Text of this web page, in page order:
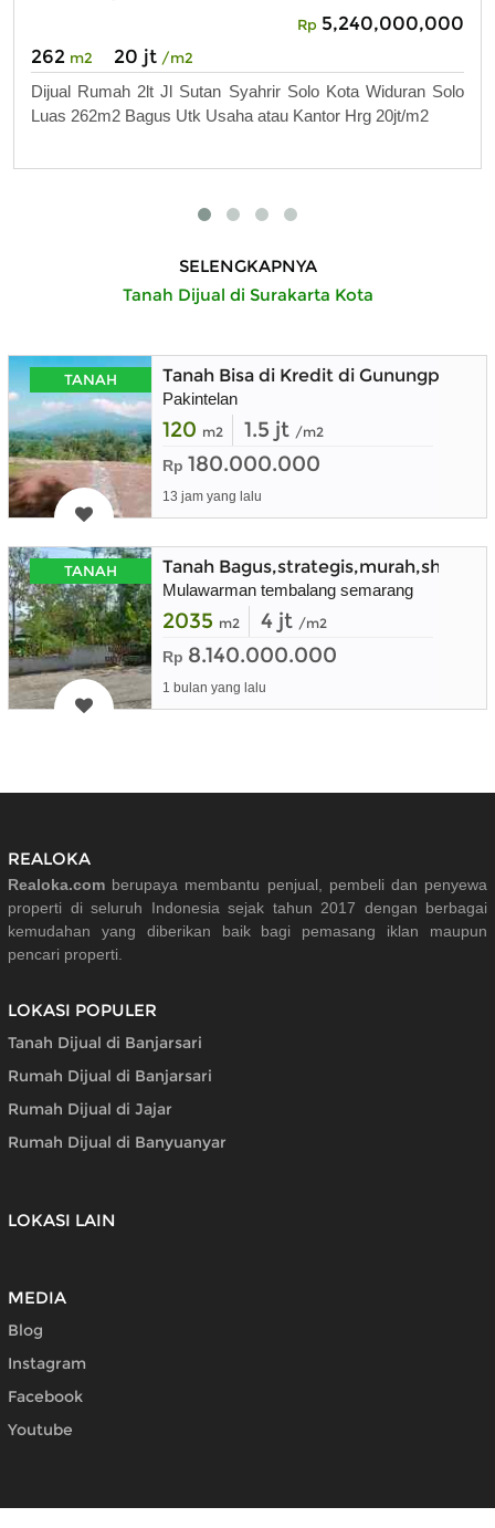
Rp 5,240,000,000
262 m2 20 jt /m2
Dijual Rumah 2lt Jl Sutan Syahrir Solo Kota Widuran Solo
Luas 262m2 Bagus Utk Usaha atau Kantor Hrg 20jt/m2
SELENGKAPNYA
Tanah Dijual di Surakarta Kota
TANAH Tanah Bisa di Kredit di Gunungpati
Pakintelan
120 m2 1.5 jt /m2
Rp 180.000.000
13 jam yang lalu
TANAH Tanah
Mulawarman tembalang semarang
2035 m2 4 jt /m2
Rp 8.140.000.000
1 bulan yang lalu
REALOKA
Realoka.com berupaya membantu penjual, pembeli dan penyewa
properti di seluruh Indonesia sejak tahun 2017 dengan berbagai
kemudahan yang diberikan baik bagi pemasang iklan maupun
pencari properti.
LOKASI POPULER
Tanah Dijual di Banjarsari
Rumah Dijual di Banjarsari
Rumah Dijual di Jajar
Rumah Dijual di Banyuanyar
LOKASI LAIN
MEDIA
Blog
Instagram
Facebook
Youtube